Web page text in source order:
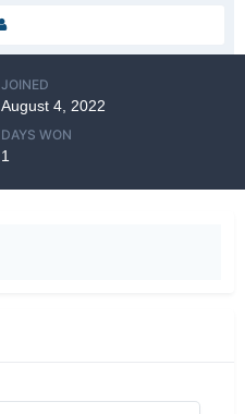
JOINED
August 4, 2022
DAYS WON
1